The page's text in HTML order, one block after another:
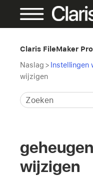
Claris FileMaker
Naslag > Instellingen
wijzigen
wijzigen